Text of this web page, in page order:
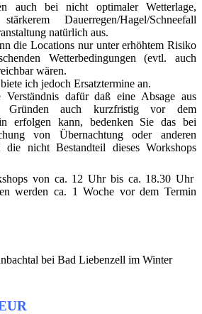
auch bei nicht optimaler Wetterlage,
Dauerregen/Hagel/Schneefall
natürlich aus.
die Locations nur unter erhöhtem Risiko
Wetterbedingungen (evtl. auch
wären.
ich jedoch Ersatztermine an.
dafür daß eine Absage aus
Gründen auch kurzfristig vor dem
erfolgen kann, bedenken Sie das bei
von Übernachtung oder anderen
die nicht Bestandteil dieses Workshops
von ca. 12 Uhr bis ca. 18.30 Uhr
werden ca. 1 Woche vor dem Termin